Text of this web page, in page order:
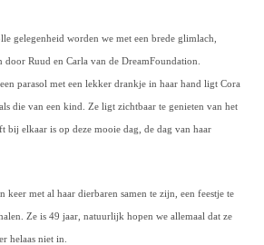
gelegenheid worden we met een brede glimlach,
Ruud en Carla van de DreamFoundation.
parasol met een lekker drankje in haar hand ligt Cora
die van een kind. Ze ligt zichtbaar te genieten van het
bij elkaar is op deze mooie dag, de dag van haar
keer met al haar dierbaren samen te zijn, een feestje te
Ze is 49 jaar, natuurlijk hopen we allemaal dat ze
helaas niet in.